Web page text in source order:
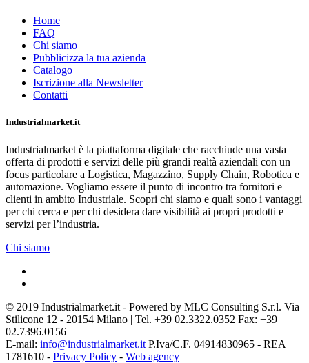
Home
FAQ
Chi siamo
Pubblicizza la tua azienda
Catalogo
Iscrizione alla Newsletter
Contatti
Industrialmarket.it
Industrialmarket è la piattaforma digitale che racchiude una vasta
offerta di prodotti e servizi delle più grandi realtà aziendali con un
focus particolare a Logistica, Magazzino, Supply Chain, Robotica e
automazione. Vogliamo essere il punto di incontro tra fornitori e
clienti in ambito Industriale. Scopri chi siamo e quali sono i vantaggi
per chi cerca e per chi desidera dare visibilità ai propri prodotti e
servizi per l’industria.
Chi siamo
© 2019 Industrialmarket.it - Powered by MLC Consulting S.r.l. Via
Stilicone 12 - 20154 Milano | Tel. +39 02.3322.0352 Fax: +39
02.7396.0156
E-mail: info@industrialmarket.it P.Iva/C.F. 04914830965 - REA
1781610 - Privacy Policy - Web agency